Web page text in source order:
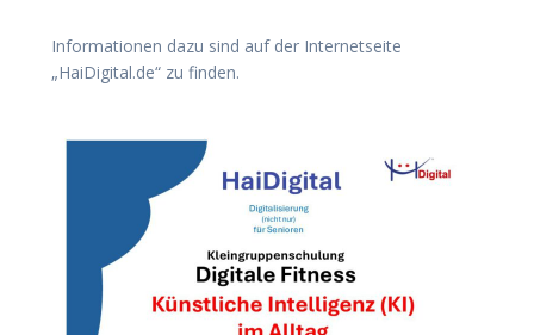
Informationen dazu sind auf der Internetseite
„HaiDigital.de“ zu finden.